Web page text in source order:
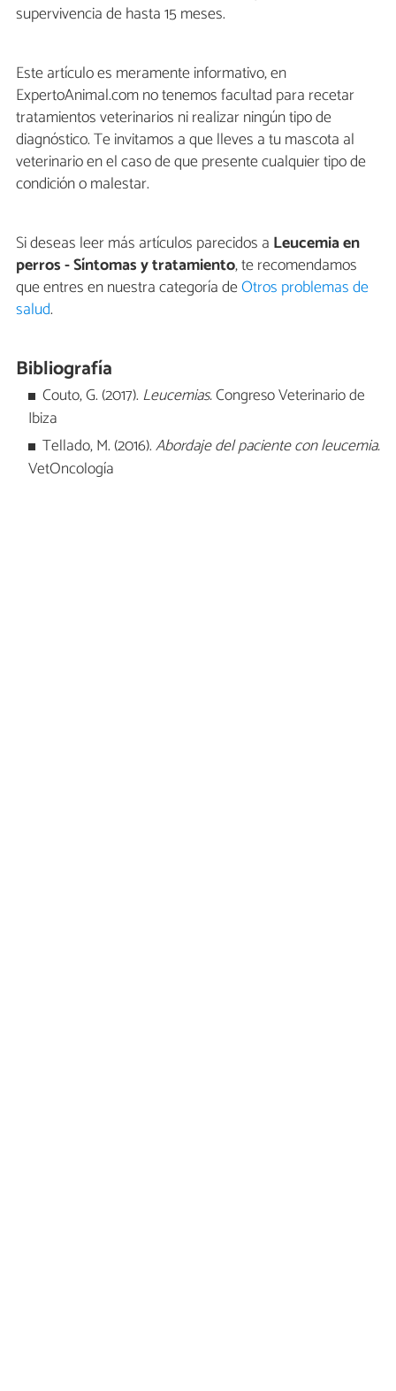
supervivencia de hasta 15 meses.
Este artículo es meramente informativo, en
ExpertoAnimal.com no tenemos facultad para recetar
tratamientos veterinarios ni realizar ningún tipo de
diagnóstico. Te invitamos a que lleves a tu mascota al
veterinario en el caso de que presente cualquier tipo de
condición o malestar.
Si deseas leer más artículos parecidos a Leucemia en
perros - Síntomas y tratamiento, te recomendamos
que entres en nuestra categoría deOtros problemas de
salud.
Bibliografía
Couto, G. (2017). Leucemias.Congreso Veterinario de
Ibiza
Tellado, M. (2016).Abordaje del paciente con leucemia.
VetOncología